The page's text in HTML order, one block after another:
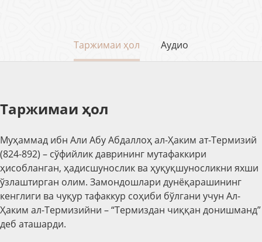
Таржимаи ҳол Аудио
Таржимаи ҳол
Муҳаммад ибн Али Абу Абдаллоҳ ал-Ҳаким ат-Термизий
(824-892) – сўфийлик даврининг мутафаккири
ҳисобланган, ҳадисшунослик ва ҳуқуқшуносликни яхши
ўзлаштирган олим. Замондошлари дунёқарашининг
кенглиги ва чуқур тафаккур соҳиби бўлгани учун Ал-
Ҳаким ал-Термизийни – “Термиздан чиққан донишманд”
деб аташарди.